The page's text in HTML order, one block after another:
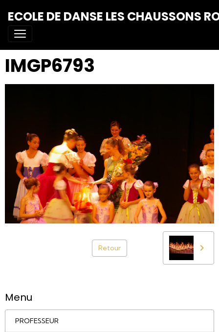
ECOLE DE DANSE LES CHAUSSONS
IMGP6793
Retour
Menu
PROFESSEUR